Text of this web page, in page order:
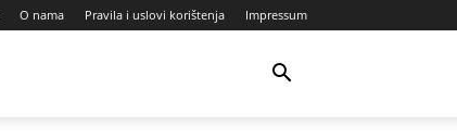
O nama Pravila i uslovi korištenja Impressum